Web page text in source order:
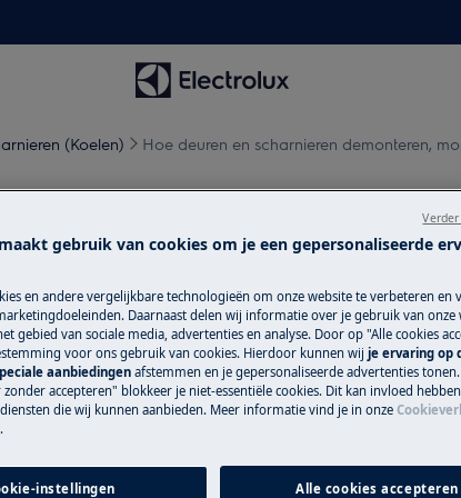
(Koelen) Hoe deuren en scharnieren demonteren,
demonteren, monteren
voordat je met
voor zware apparaten zijn twee
gebruik van cookies om je een gepersonaliseerde
en andere vergelijkbare technologieën om onze website te verbeteren en
Daarnaast delen wij informatie over je gebruik van onze
gebied van sociale media, advertenties en analyse. Door op "Alle cookies
voor ons gebruik van cookies. Hierdoor kunnen wij je ervaring op
aanbiedingen afstemmen en je gepersonaliseerde advertenties
accepteren" blokkeer je niet-essentiële cookies. Dit kan invloed
die wij kunnen aanbieden. Meer informatie vind je in onze
.
instellingen Alle cookies accepteren